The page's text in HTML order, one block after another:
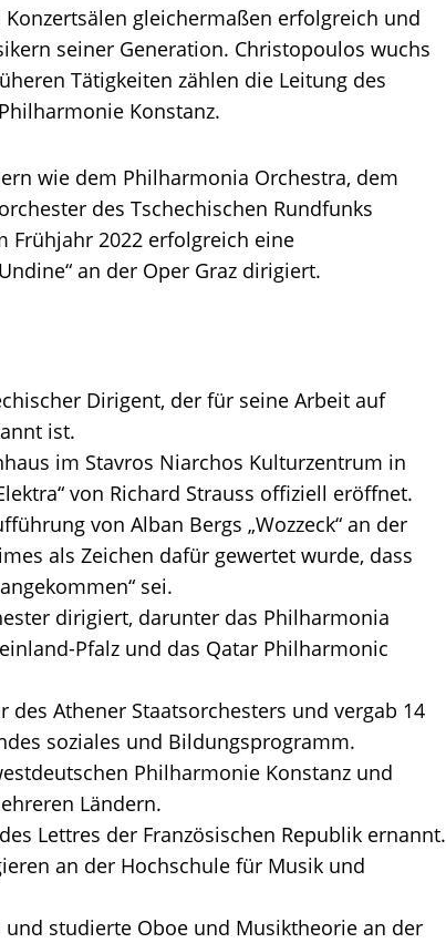
gleichermaßen erfolgreich und
seiner Generation. Christopoulos wuchs
Tätigkeiten zählen die Leitung des
Konstanz.
wie dem Philharmonia Orchestra, dem
des Tschechischen Rundfunks
Frühjahr 2022 erfolgreich eine
an der Oper Graz dirigiert.
Dirigent, der für seine Arbeit auf
ist.
im Stavros Niarchos Kulturzentrum in
von Richard Strauss offiziell eröffnet.
von Alban Bergs „Wozzeck“ an der
als Zeichen dafür gewertet wurde, dass
sei.
dirigiert, darunter das Philharmonia
Pfalz und das Qatar Philharmonic
Athener Staatsorchesters und vergab 14
soziales und Bildungsprogramm.
Philharmonie Konstanz und
Ländern.
Lettres der Französischen Republik ernannt.
an der Hochschule für Musik und
studierte Oboe und Musiktheorie an der